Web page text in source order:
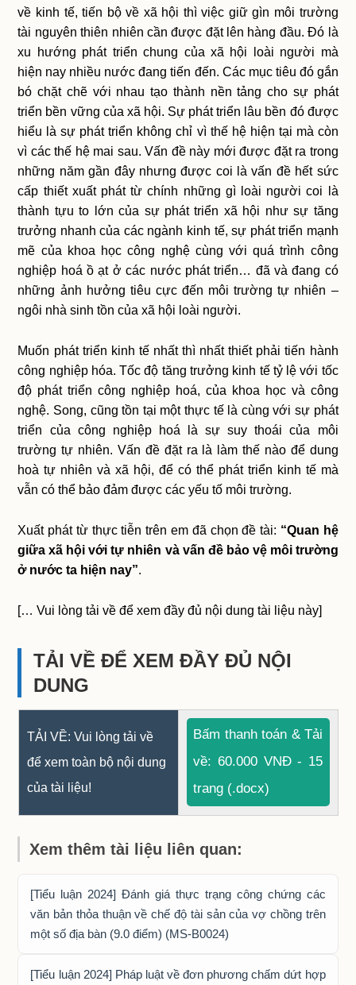
về kinh tế, tiến bộ về xã hội thì việc giữ gìn môi trường
tài nguyên thiên nhiên cần được đặt lên hàng đầu. Đó là
xu hướng phát triển chung của xã hội loài người mà
hiện nay nhiều nước đang tiến đến. Các mục tiêu đó gắn
bó chặt chẽ với nhau tạo thành nền tảng cho sự phát
triển bền vững của xã hội. Sự phát triển lâu bền đó được
hiểu là sự phát triển không chỉ vì thế hệ hiện tại mà còn
vì các thế hệ mai sau. Vấn đề này mới được đặt ra trong
những năm gần đây nhưng được coi là vấn đề hết sức
cấp thiết xuất phát từ chính những gì loài người coi là
thành tựu to lớn của sự phát triển xã hội như sự tăng
trưởng nhanh của các ngành kinh tế, sự phát triển mạnh
mẽ của khoa học công nghệ cùng với quá trình công
nghiệp hoá ồ ạt ở các nước phát triển… đã và đang có
những ảnh hưởng tiêu cực đến môi trường tự nhiên –
ngôi nhà sinh tồn của xã hội loài người.
Muốn phát triển kinh tế nhất thì nhất thiết phải tiến hành
công nghiệp hóa. Tốc độ tăng trưởng kinh tế tỷ lệ với tốc
độ phát triển công nghiệp hoá, của khoa học và công
nghệ. Song, cũng tồn tại một thực tế là cùng với sự phát
triển của công nghiệp hoá là sự suy thoái của môi
trường tự nhiên. Vấn đề đặt ra là làm thế nào để dung
hoà tự nhiên và xã hội, để có thể phát triển kinh tế mà
vẫn có thể bảo đảm được các yếu tố môi trường.
Xuất phát từ thực tiễn trên em đã chọn đề tài: “Quan hệ
giữa xã hội với tự nhiên và vấn đề bảo vệ môi trường
ở nước ta hiện nay”.
[… Vui lòng tải về để xem đầy đủ nội dung tài liệu này]
TẢI VỀ ĐỂ XEM ĐẦY ĐỦ NỘI
DUNG
TẢI VỀ: Vui lòng tải về
để xem toàn bộ nội dung
của tài liệu!
Bấm thanh toán & Tải
về: 60.000 VNĐ - 15
trang (.docx)
Xem thêm tài liệu liên quan:
[Tiểu luận 2024] Đánh giá thực trạng công chứng các
văn bản thỏa thuận về chế độ tài sản của vợ chồng trên
một số địa bàn (9.0 điểm) (MS-B0024)
[Tiểu luận 2024] Pháp luật về đơn phương chấm dứt hợp